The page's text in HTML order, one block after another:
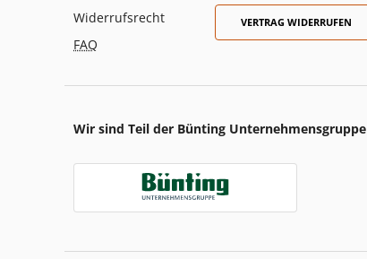
Widerrufsrecht
FAQ
VERTRAG WIDERRUFEN
Wir sind Teil der Bünting Unternehmensgruppe